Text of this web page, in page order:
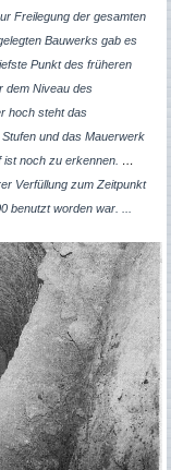
Freilegung der gesamten
Bauwerks gab es
Punkt des früheren
dem Niveau des
hoch steht das
und das Mauerwerk
noch zu erkennen. …
Verfüllung zum Zeitpunkt
benutzt worden war. ...